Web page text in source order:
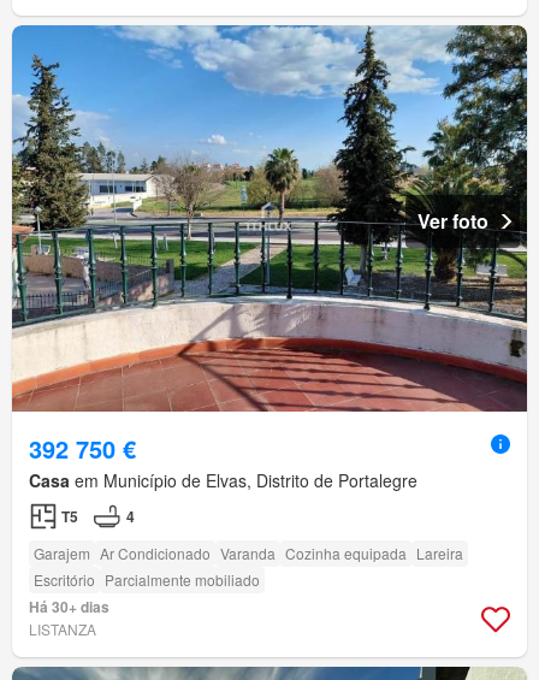
Ver foto
392 750 €
Casa em Município de Elvas, Distrito de Portalegre
T5 4
Garajem Ar Condicionado Varanda Cozinha equipada Lareira
Escritório Parcialmente mobiliado
Há 30+ dias
LISTANZA